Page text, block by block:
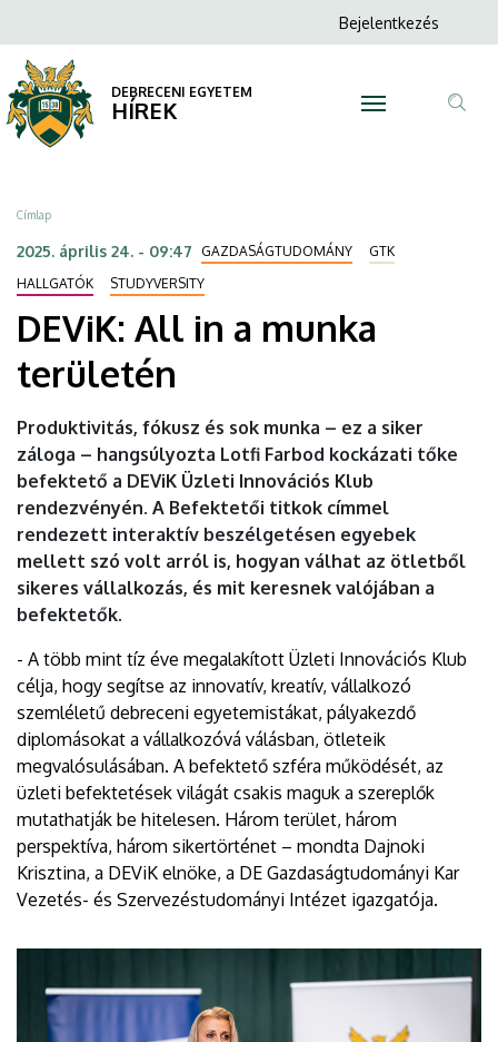
All
in
munka
területén
DEBRECENI
EGYETEM
a
tartalomra
Anonim
menüje
Bejelentkezés
DEBRECENI EGYETEM
HÍREK
Morzsa
Címlap
2025. április 24. - 09:47 GAZDASÁGTUDOMÁNY
GTK
HALLGATÓK
STUDYVERSITY
DEViK: All in a munka
területén
Produktivitás, fókusz és sok munka – ez a siker
záloga – hangsúlyozta Lotfi Farbod kockázati tőke
befektető a DEViK Üzleti Innovációs Klub
rendezvényén. A Befektetői titkok címmel
rendezett interaktív beszélgetésen egyebek
mellett szó volt arról is, hogyan válhat az ötletből
sikeres vállalkozás, és mit keresnek valójában a
befektetők.
- A több mint tíz éve megalakított Üzleti Innovációs Klub
célja, hogy segítse az innovatív, kreatív, vállalkozó
szemléletű debreceni egyetemistákat, pályakezdő
diplomásokat a vállalkozóvá válásban, ötleteik
megvalósulásában. A befektető szféra működését, az
üzleti befektetések világát csakis maguk a szereplők
mutathatják be hitelesen. Három terület, három
perspektíva, három sikertörténet – mondta Dajnoki
Krisztina, a DEViK elnöke, a DE Gazdaságtudományi Kar
Vezetés- és Szervezéstudományi Intézet igazgatója.